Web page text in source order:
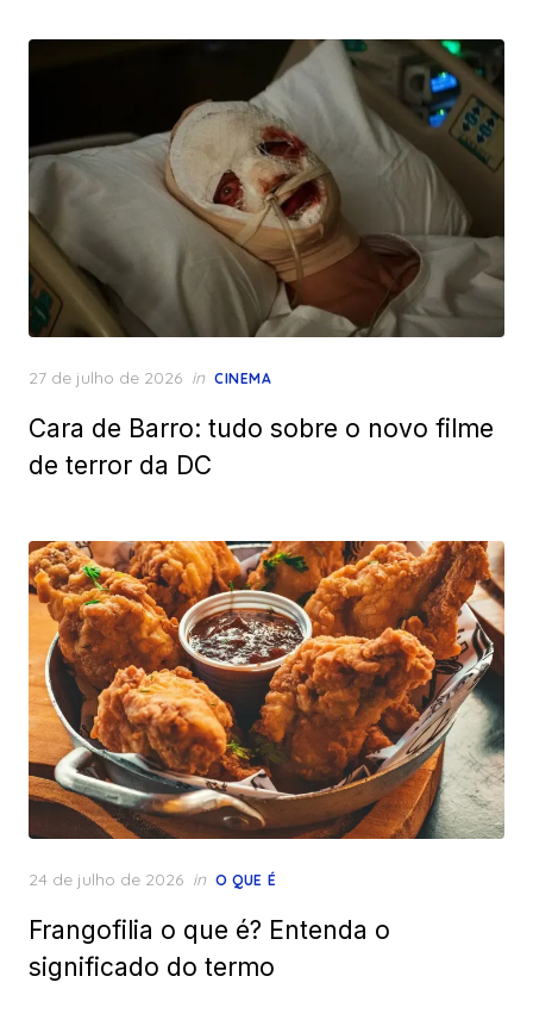
Posted
27 de julho de 2026 in CINEMA
Cara de Barro: tudo sobre o novo filme
de terror da DC
Posted
24 de julho de 2026 in O QUE É
Frangofilia o que é? Entenda o
significado do termo